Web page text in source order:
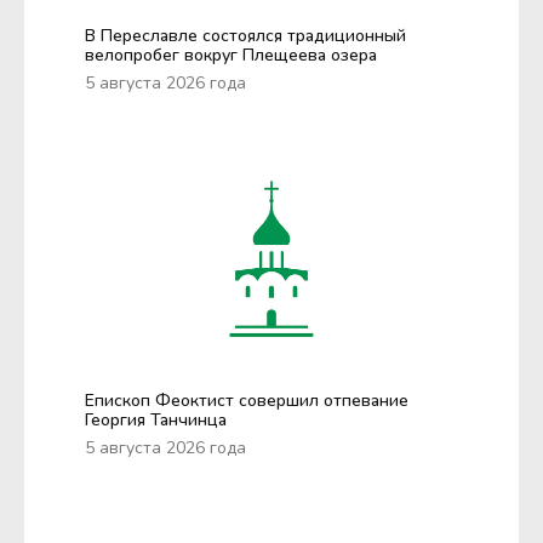
В Переславле состоялся традиционный
велопробег вокруг Плещеева озера
5 августа 2026 года
Епископ Феоктист совершил отпевание
Георгия Танчинца
5 августа 2026 года